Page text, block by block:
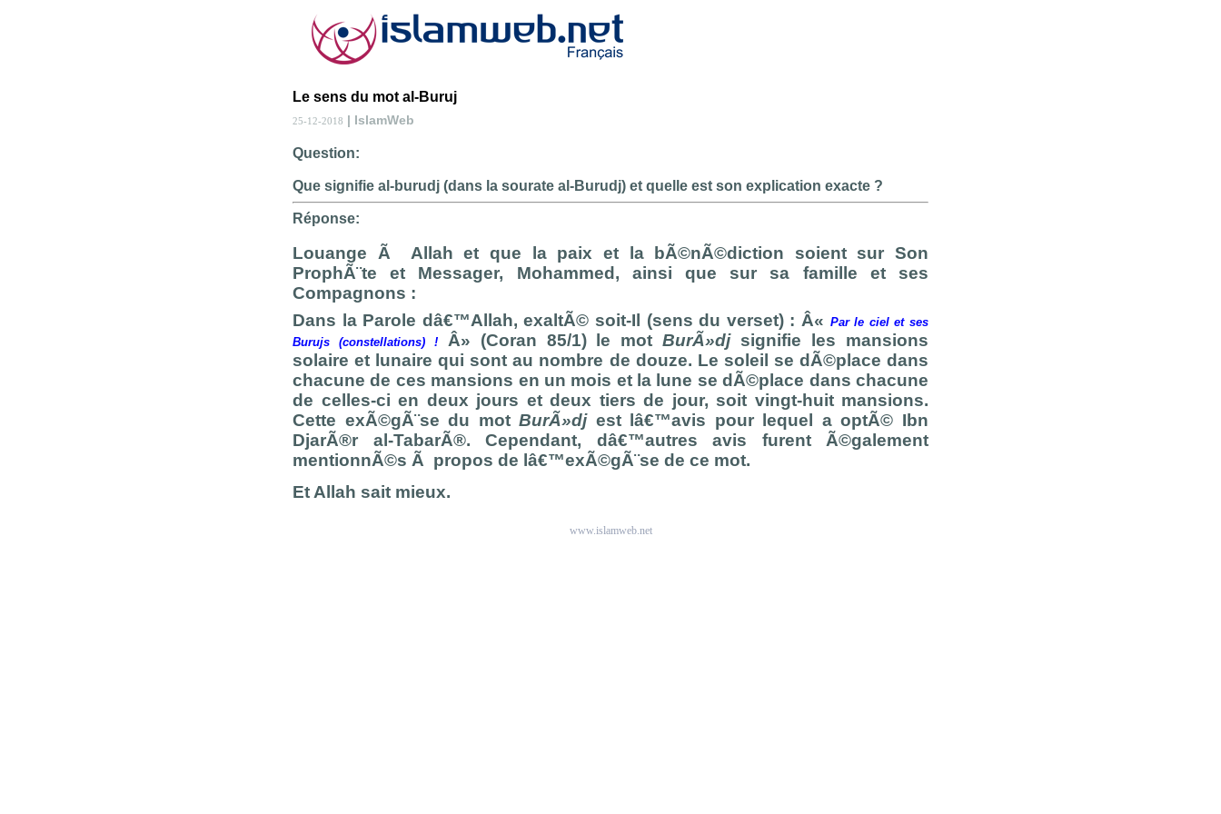
Le sens du mot al-Buruj
25-12-2018 | IslamWeb
Question:
Que signifie al-burudj (dans la sourate al-Burudj) et quelle est son explication exacte ?
Réponse:
Louange Ã Allah et que la paix et la bÃ©nÃ©diction soient sur Son
ProphÃ¨te et Messager, Mohammed, ainsi que sur sa famille et ses
Compagnons :
Dans la Parole dâ€™Allah, exaltÃ© soit-Il (sens du verset) : Â« Par le ciel et ses
Burujs (constellations) !
Â» (Coran 85/1) le motBurÃ»djsignifie les mansions
solaire et lunaire qui sont au nombre de douze. Le soleil se dÃ©place dans
chacune de ces mansions en un mois et la lune se dÃ©place dans chacune
de celles-ci en deux jours et deux tiers de jour, soit vingt-huit mansions.
Cette exÃ©gÃ¨se du motBurÃ»djest lâ€™avis pour lequel a optÃ© Ibn
DjarÃ®r al-TabarÃ®. Cependant, dâ€™autres avis furent Ã©galement
mentionnÃ©s Ã propos de lâ€™exÃ©gÃ¨se de ce mot.
Et Allah sait mieux.
www.islamweb.net